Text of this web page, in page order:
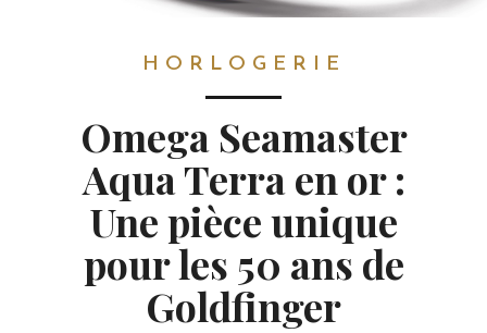
HORLOGERIE
Omega Seamaster
Aqua Terra en or :
Une pièce unique
pour les 50 ans de
Goldfinger